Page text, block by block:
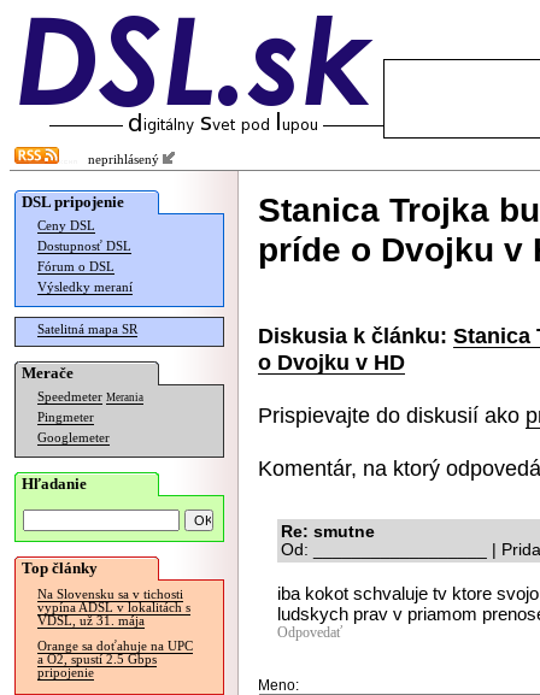
neprihlásený
DSL pripojenie
Ceny DSL
Dostupnosť DSL
Fórum o DSL
Výsledky meraní
Satelitná mapa SR
Merače
Speedmeter Merania
Pingmeter
Googlemeter
Hľadanie
Top články
Na Slovensku sa v tichosti
vypína ADSL v lokalitách s
VDSL, už 31. mája
Orange sa doťahuje na UPC
a O2, spustí 2.5 Gbps
pripojenie
Stanica Trojka
príde o Dvojku v
Diskusia k článku: Stanica
o Dvojku v HD
Prispievajte do diskusií ako
Komentár, na ktorý
Re: smutne
Od: __________________ |
iba kokot schvaluje tv ktore
ludskych prav v priamom
Odpovedať
Meno: